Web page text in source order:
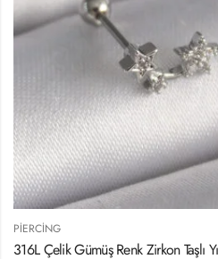
Yıldız Tragus
316L Çelik